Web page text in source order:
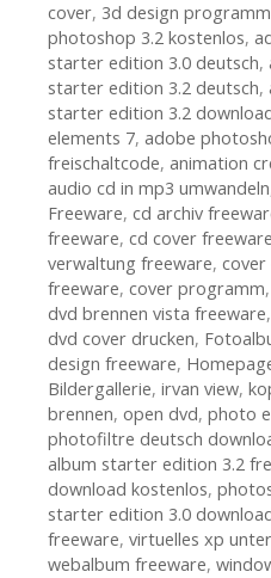
cover, 3d design
photoshop 3.2 kostenlos,
starter edition 3.0 deutsch,
starter edition 3.2 deutsch,
starter edition 3.2
elements 7, adobe
freischaltcode, animation
audio cd in mp3 umwandeln
Freeware, cd archiv
freeware, cd cover freeware
verwaltung freeware, cover
freeware, cover programm,
dvd brennen vista freeware,
dvd cover drucken,
design freeware,
Bildergallerie, irvan view,
brennen, open dvd, photo
photofiltre deutsch
album starter edition 3.2
download kostenlos,
starter edition 3.0
freeware, virtuelles xp
webalbum freeware,